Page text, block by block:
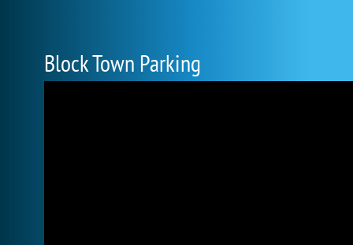
Block Town Parking